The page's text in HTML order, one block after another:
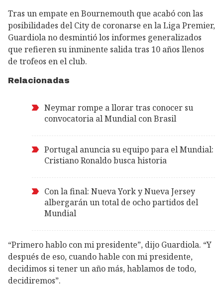
Tras un empate en Bournemouth que acabó con las
posibilidades del City de coronarse en la Liga Premier,
Guardiola no desmintió los informes generalizados
que refieren su inminente salida tras 10 años llenos
de trofeos en el club.
Relacionadas
Neymar rompe a llorar tras conocer su
convocatoria al Mundial con Brasil
Portugal anuncia su equipo para el Mundial:
Cristiano Ronaldo busca historia
Con la final: Nueva York y Nueva Jersey
albergarán un total de ocho partidos del
Mundial
“Primero hablo con mi presidente”, dijo Guardiola. “Y
después de eso, cuando hable con mi presidente,
decidimos si tener un año más, hablamos de todo,
decidiremos”.